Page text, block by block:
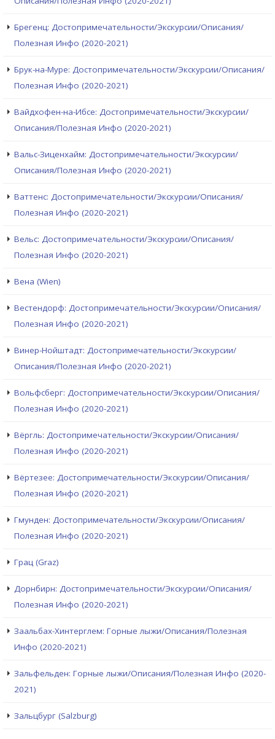
Брегенц: Достопримечательности/Экскурсии/Описания/
Полезная Инфо (2020-2021)
Брук-на-Муре: Достопримечательности/Экскурсии/Описания/
Полезная Инфо (2020-2021)
Вайдхофен-на-Ибсе: Достопримечательности/Экскурсии/
Описания/Полезная Инфо (2020-2021)
Вальс-Зиценхайм: Достопримечательности/Экскурсии/
Описания/Полезная Инфо (2020-2021)
Ваттенс: Достопримечательности/Экскурсии/Описания/
Полезная Инфо (2020-2021)
Вельс: Достопримечательности/Экскурсии/Описания/
Полезная Инфо (2020-2021)
Вена (Wien)
Вестендорф: Достопримечательности/Экскурсии/Описания/
Полезная Инфо (2020-2021)
Винер-Нойштадт: Достопримечательности/Экскурсии/
Описания/Полезная Инфо (2020-2021)
Вольфсберг: Достопримечательности/Экскурсии/Описания/
Полезная Инфо (2020-2021)
Вёргль: Достопримечательности/Экскурсии/Описания/
Полезная Инфо (2020-2021)
Вёртезее: Достопримечательности/Экскурсии/Описания/
Полезная Инфо (2020-2021)
Гмунден: Достопримечательности/Экскурсии/Описания/
Полезная Инфо (2020-2021)
Грац (Graz)
Дорнбирн: Достопримечательности/Экскурсии/Описания/
Полезная Инфо (2020-2021)
Заальбах-Хинтерглем: Горные лыжи/Описания/Полезная
Инфо (2020-2021)
Зальфельден: Горные лыжи/Описания/Полезная Инфо (2020-
2021)
Зальцбург (Salzburg)